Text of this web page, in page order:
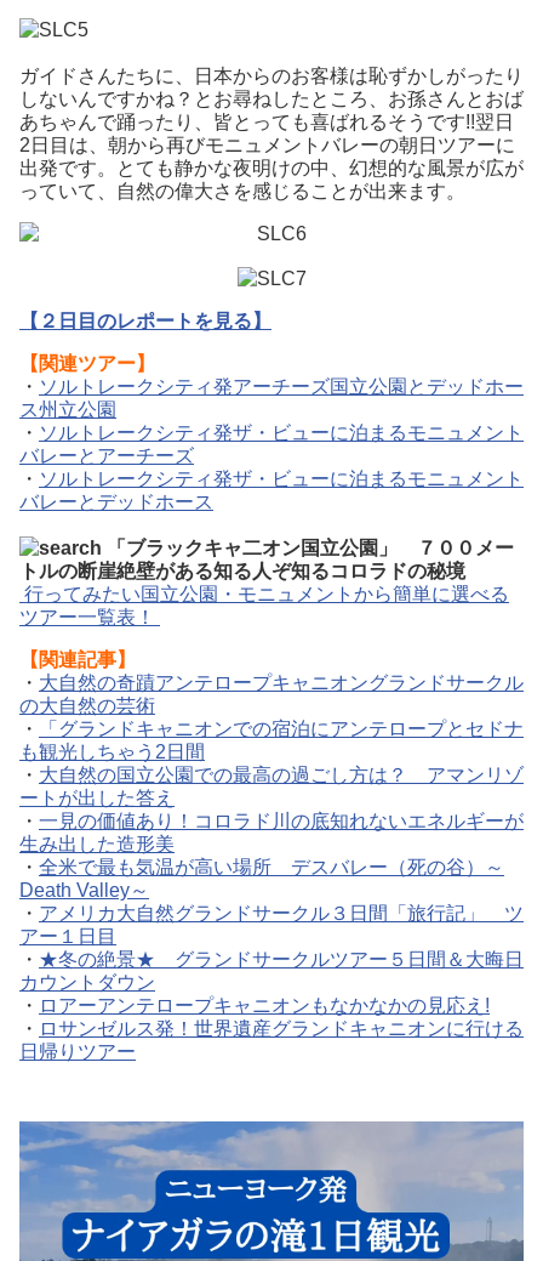
ガイドさんたちに、日本からのお客様は恥ずかしがったり
しないんですかね？とお尋ねしたところ、お孫さんとおば
あちゃんで踊ったり、皆とっても喜ばれるそうです!!翌日
2日目は、朝から再びモニュメントバレーの朝日ツアーに
出発です。とても静かな夜明けの中、幻想的な風景が広が
っていて、自然の偉大さを感じることが出来ます。
【２日目のレポートを見る】
【関連ツアー】
・ ソルトレークシティ発アーチーズ国立公園とデッドホー
ス州立公園
・ ソルトレークシティ発ザ・ビューに泊まるモニュメント
バレーとアーチーズ
・ ソルトレークシティ発ザ・ビューに泊まるモニュメント
バレーとデッドホース
行ってみたい国立公園・モニュメントから簡単に選べる
ツアー一覧表！
【関連記事】
・ 大自然の奇蹟アンテロープキャニオングランドサークル
の大自然の芸術
・
「グランドキャニオンでの宿泊にアンテロープとセドナ
も観光しちゃう2日間
・ 大自然の国立公園での最高の過ごし方は？ アマンリゾ
ートが出した答え
・ 一見の価値あり！コロラド川の底知れないエネルギーが
生み出した造形美
・ 全米で最も気温が高い場所 デスバレー（死の谷）～
Death Valley～
・ アメリカ大自然グランドサークル３日間「旅行記」 ツ
アー１日目
・ ★冬の絶景★ グランドサークルツアー５日間＆大晦日
カウントダウン
・ ロアーアンテロープキャニオンもなかなかの見応え!
・ ロサンゼルス発！世界遺産グランドキャニオンに行ける
日帰りツアー